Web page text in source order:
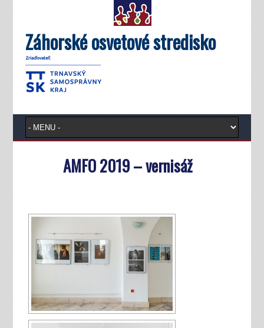
Záhorské osvetové stredisko
AMFO 2019 – vernisáž